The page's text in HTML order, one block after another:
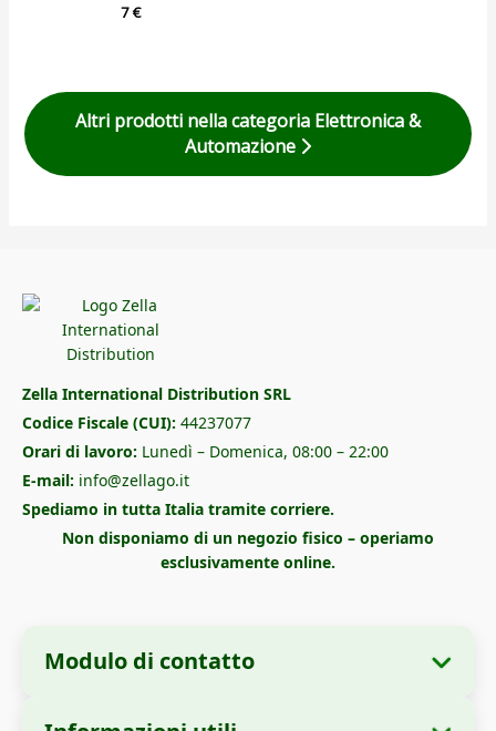
7€
Altri prodotti nella categoria Elettronica &
Automazione
Zella International Distribution SRL
Codice Fiscale (CUI): 44237077
Orari di lavoro: Lunedì – Domenica, 08:00 – 22:00
E-mail: info@zellago.it
Spediamo in tutta Italia tramite corriere.
Non disponiamo di un negozio fisico – operiamo
esclusivamente online.
Modulo di contatto